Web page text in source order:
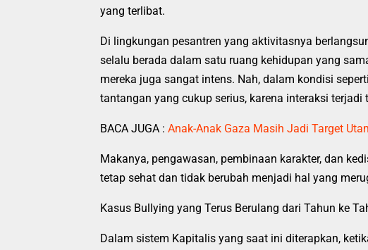
yang terlibat.
Di lingkungan pesantren yang aktivitasnya
selalu berada dalam satu ruang kehidupan yang
mereka juga sangat intens. Nah, dalam kondisi
tantangan yang cukup serius, karena interaksi terjadi
BACA JUGA : Anak-Anak Gaza Masih Jadi Target
Makanya, pengawasan, pembinaan karakter, dan
tetap sehat dan tidak berubah menjadi hal yang
Kasus Bullying yang Terus Berulang dari Tahun ke
Dalam sistem Kapitalis yang saat ini diterapkan,